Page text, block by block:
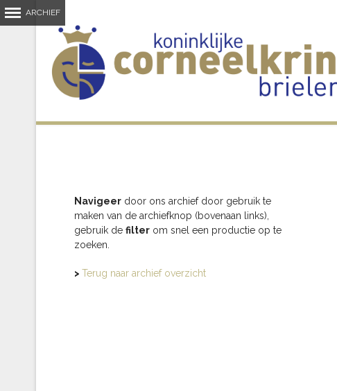
Navigeer door ons archief door gebruik te
maken van de archiefknop (bovenaan links),
gebruik de filter om snel een productie op te
zoeken.
> Terug naar archief overzicht